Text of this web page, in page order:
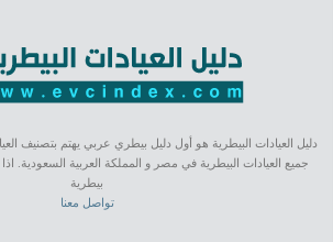
دليل العيادات البيطرية هو أول دليل بيطري عربي يهتم بتصنيف
جميع العيادات البيطرية في مصر و المملكة العربية السعودية.
بيطرية
تواصل معنا